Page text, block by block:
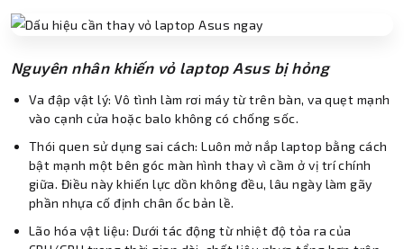
Nguyên nhân khiến vỏ laptop Asus bị hỏng
Va đập vật lý: Vô tình làm rơi máy từ trên bàn, va quẹt mạnh
vào cạnh cửa hoặc balo không có chống sốc.
Thói quen sử dụng sai cách: Luôn mở nắp laptop bằng cách
bật mạnh một bên góc màn hình thay vì cầm ở vị trí chính
giữa. Điều này khiến lực dồn không đều, lâu ngày làm gãy
phần nhựa cố định chân ốc bản lề.
Lão hóa vật liệu: Dưới tác động từ nhiệt độ tỏa ra của